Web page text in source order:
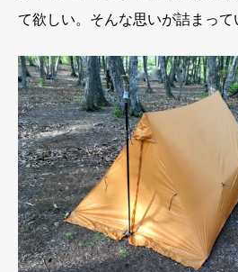
て欲しい。そんな思いが詰まって